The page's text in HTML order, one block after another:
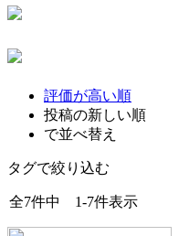
評価が高い順
投稿の新しい順
で並べ替え
タグで絞り込む
全7件中 1-7件表示